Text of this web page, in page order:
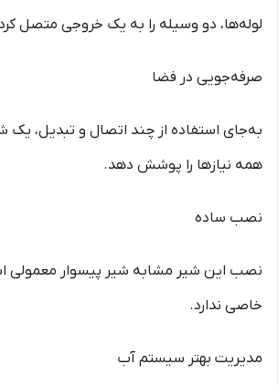
لوله‌ها، دو وسیله را به یک خروجی متصل
صرفه‌جویی در فضا
به‌جای استفاده از چند اتصال و تبدیل، یک
همه نیازها را پوشش دهد.
نصب ساده
نصب این شیر مشابه شیر پیسوار معمولی
خاصی ندارد.
مدیریت بهتر سیستم آب